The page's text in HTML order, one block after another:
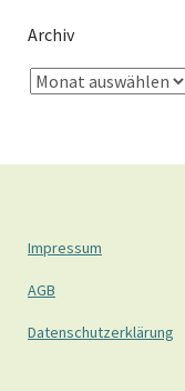
Archiv
Impressum
AGB
Datenschutzerklärung